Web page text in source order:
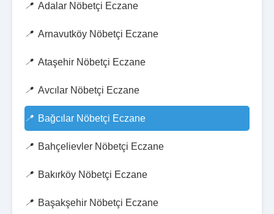
Adalar Nöbetçi Eczane
Arnavutköy Nöbetçi Eczane
Ataşehir Nöbetçi Eczane
Avcılar Nöbetçi Eczane
Bağcılar Nöbetçi Eczane
Bahçelievler Nöbetçi Eczane
Bakırköy Nöbetçi Eczane
Başakşehir Nöbetçi Eczane